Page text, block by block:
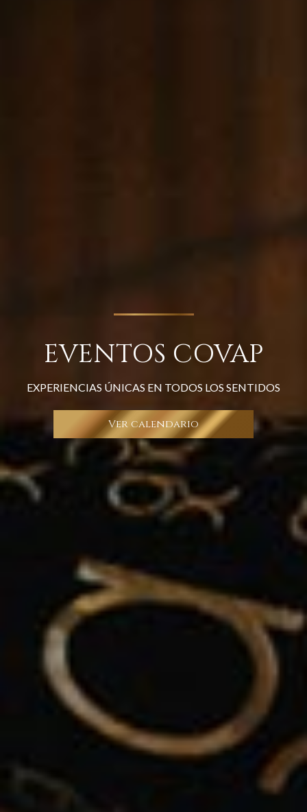
EVENTOS COVAP
EXPERIENCIAS ÚNICAS EN TODOS LOS SENTIDOS
Ver calendario